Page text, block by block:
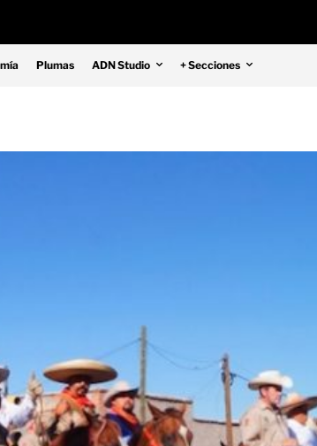
Plumas ADN Studio + Secciones